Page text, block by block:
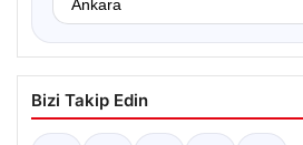
Bizi Takip Edin